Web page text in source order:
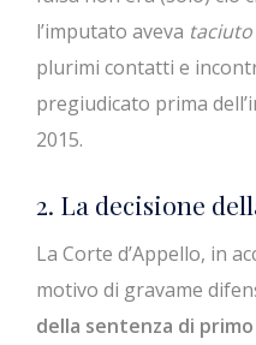
l’imputato aveva taciuto
plurimi contatti e
pregiudicato prima
2015.
2. La decisione
La Corte d’Appello, in
motivo di gravame
della sentenza di